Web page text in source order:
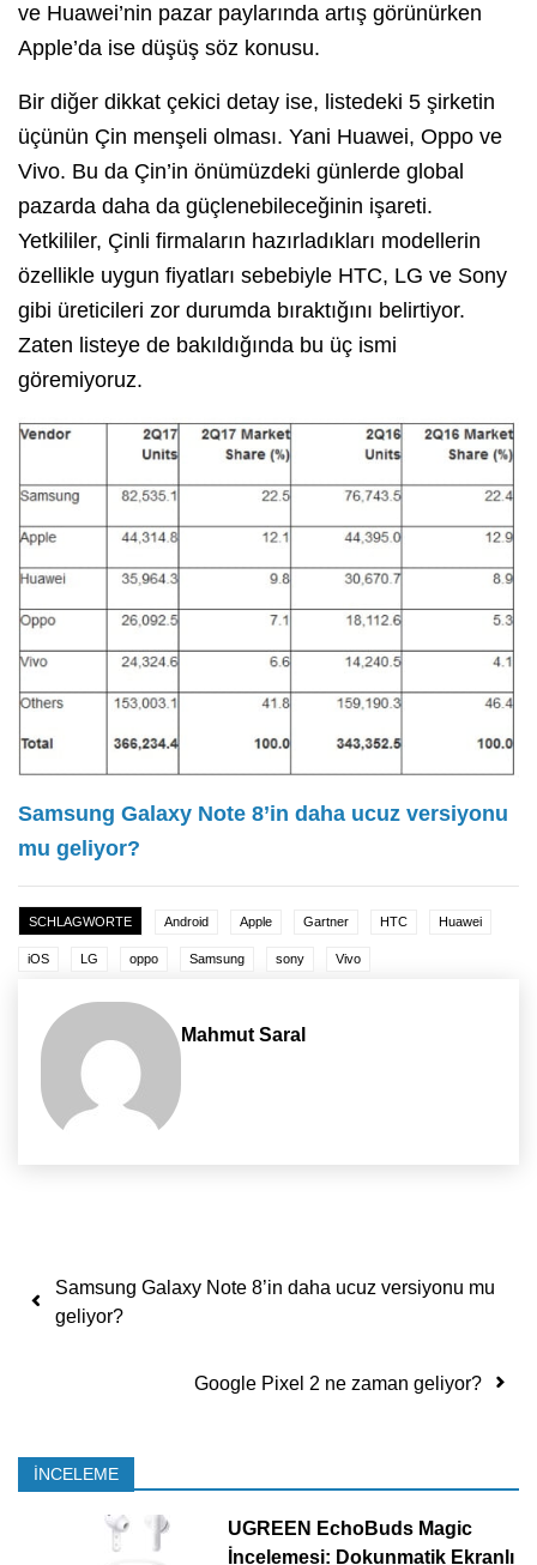
ve Huawei’nin pazar paylarında artış görünürken
Apple’da ise düşüş söz konusu.
Bir diğer dikkat çekici detay ise, listedeki 5 şirketin
üçünün Çin menşeli olması. Yani Huawei, Oppo ve
Vivo. Bu da Çin’in önümüzdeki günlerde global
pazarda daha da güçlenebileceğinin işareti.
Yetkililer, Çinli firmaların hazırladıkları modellerin
özellikle uygun fiyatları sebebiyle HTC, LG ve Sony
gibi üreticileri zor durumda bıraktığını belirtiyor.
Zaten listeye de bakıldığında bu üç ismi
göremiyoruz.
Samsung Galaxy Note 8’in daha ucuz versiyonu
mu geliyor?
SCHLAGWORTE Android Apple Gartner HTC Huawei
iOS LG oppo Samsung sony Vivo
Mahmut Saral
Yazı dolaşımı
Samsung Galaxy Note 8’in daha ucuz versiyonu mu
geliyor?
Google Pixel 2 ne zaman geliyor?
İNCELEME
UGREEN EchoBuds Magic
İncelemesi: Dokunmatik Ekranlı